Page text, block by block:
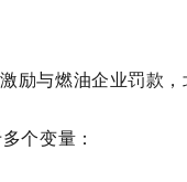
与燃油企业罚款，
个变量：